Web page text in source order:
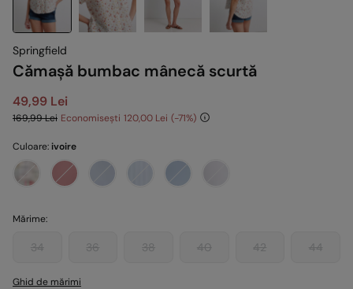
Springfield
Cămașă bumbac mânecă scurtă
49,99 Lei
169,99 Lei Economisești 120,00 Lei 71
Culoare: ivoire
Mărime:
34 36 38 40 42 44
Ghid de mărimi